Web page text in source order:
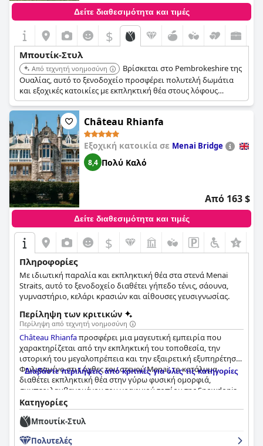
Δείτε διαθεσιμότητα και τιμές
$
Μπουτίκ-Στυλ
Από τεχνητή νοημοσύνη
Βρίσκεται στο Pembrokeshire της
Ουαλίας, αυτό το ξενοδοχείο προσφέρει πολυτελή δωμάτια
και εξοχικές κατοικίες με εκπληκτική θέα στους λόφους
Preseli. Οι εκλεκτές επιλογές φαγητού και η εξατομικευμένη
εξυπηρέτηση δημιουργούν μια ρομαντική και αξέχαστη
απόδραση στην εξοχή.Château Rhianfa
Εξοχική κατοικία σε Menai Bridge
8,4 Πολύ Καλό
Από 163 $
Δείτε διαθεσιμότητα και τιμές
$
Πληροφορίες
Με ιδιωτική παραλία και εκπληκτική θέα στα στενά Menai
Straits, αυτό το ξενοδοχείο διαθέτει γήπεδο τένις, σάουνα,
γυμναστήριο, κελάρι κρασιών και αίθουσες γευσιγνωσίας.
Περίληψη των κριτικών
Περίληψη από τεχνητή νοημοσύνη
Château Rhianfaπροσφέρει μια μαγευτική εμπειρία που
χαρακτηρίζεται από την εκπληκτική του τοποθεσία, την
ιστορική του μεγαλοπρέπεια και την εξαιρετική εξυπηρέτηση.
Φωλιασμένο στις όχθες του στενού Menai, το κατάλυμα
διαθέτει εκπληκτική θέα στην γύρω φυσική ομορφιά,
συμπεριλαμβανομένου του γραφικού τοπίου της Snowdonia.
Οι επισκέπτες εκτιμούν την γαλήνια ατμόσφαιρα του
ξενοδοχείου, τους όμορφα διατηρημένους κήπους και τη
μοναδική γοητεία της ιστορικής του αρχιτεκτονικής, η οποία
άφιξης.
Διαβάστε περιλήψεις από κριτικές για όλες τις κατηγορίες
Κατηγορίες
Μπουτίκ-Στυλ
Πολυτελές